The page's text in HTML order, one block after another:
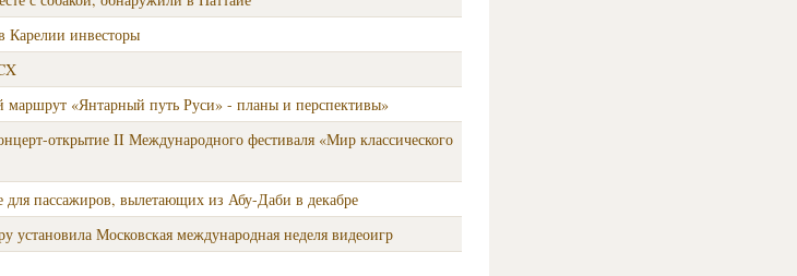
Карелии инвесторы
маршрут «Янтарный путь Руси» - планы и перспективы»
открытие II Международного фестиваля «Мир классического
пассажиров, вылетающих из Абу-Даби в декабре
установила Московская международная неделя видеоигр